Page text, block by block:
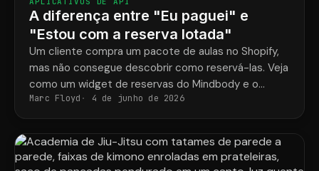
A diferença entre "Eu paguei" e
"Estou com a reserva lotada"
Um cliente compra um pacote de aulas no Shopify,
mas não consegue descobrir como reservá-las. Veja
como um widget de reservas do Mindbody e o
ShopConnect resolvem esse problema de vez.
Marc Floyd 4 de junho de 2026